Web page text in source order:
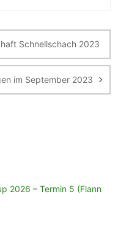
Schnellschach 2023
im September 2023
2026 – Termin 5 (Flann